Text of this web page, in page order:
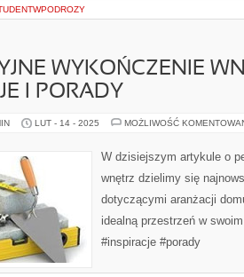
WYKOŃCZENIE
I PORADY
LUT - 14 - 2025 MOŻLIWOŚĆ
W dzisiejszym artykule o
wnętrz dzielimy się
dotyczącymi aranżacji
idealną przestrzeń w
#inspiracje #porady